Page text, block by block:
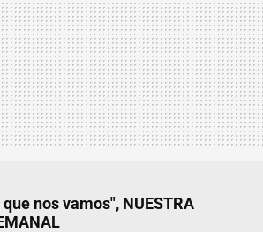
nos vamos", NUESTRA